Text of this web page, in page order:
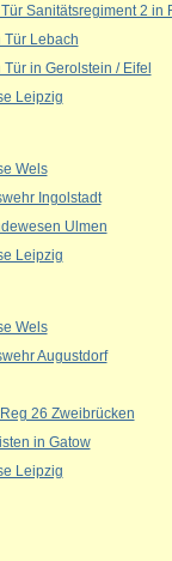
Sanitätsregiment 2 in
Tür Lebach
Tür in Gerolstein / Eifel
Leipzig
Wels
Ingolstadt
Ulmen
Leipzig
Wels
Augustdorf
26 Zweibrücken
in Gatow
Leipzig